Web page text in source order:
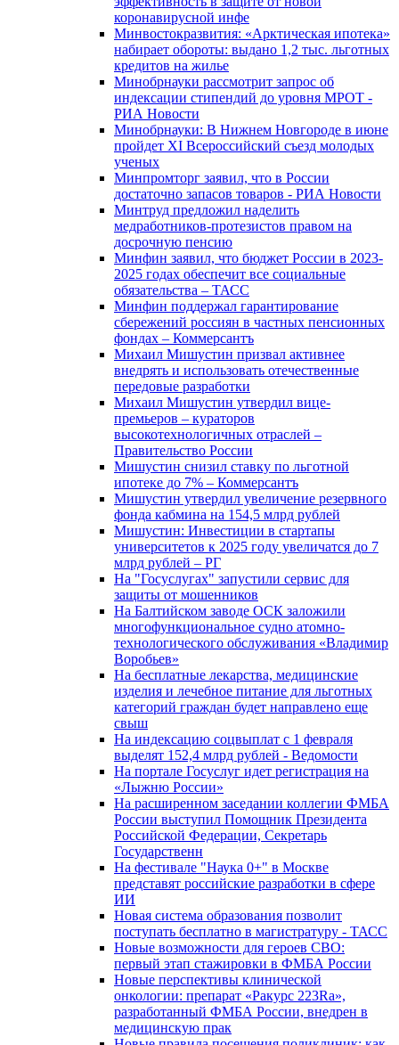
коронавирусной инфе
Минвостокразвития: «Арктическая ипотека»
набирает обороты: выдано 1,2 тыс. льготных
кредитов на жилье
Минобрнауки рассмотрит запрос об
индексации стипендий до уровня МРОТ -
РИА Новости
Минобрнауки: В Нижнем Новгороде в июне
пройдет XI Всероссийский съезд молодых
ученых
Минпромторг заявил, что в России
достаточно запасов товаров - РИА Новости
Минтруд предложил наделить
медработников-протезистов правом на
досрочную пенсию
Минфин заявил, что бюджет России в 2023-
2025 годах обеспечит все социальные
обязательства – ТАСС
Минфин поддержал гарантирование
сбережений россиян в частных пенсионных
фондах – Коммерсантъ
Михаил Мишустин призвал активнее
внедрять и использовать отечественные
передовые разработки
Михаил Мишустин утвердил вице-
премьеров – кураторов
высокотехнологичных отраслей –
Правительство России
Мишустин снизил ставку по льготной
ипотеке до 7% – Коммерсантъ
Мишустин утвердил увеличение резервного
фонда кабмина на 154,5 млрд рублей
Мишустин: Инвестиции в стартапы
университетов к 2025 году увеличатся до 7
млрд рублей – РГ
На "Госуслугах" запустили сервис для
защиты от мошенников
На Балтийском заводе ОСК заложили
многофункциональное судно атомно-
технологического обслуживания «Владимир
Воробьев»
На бесплатные лекарства, медицинские
изделия и лечебное питание для льготных
категорий граждан будет направлено еще
свыш
На индексацию соцвыплат с 1 февраля
выделят 152,4 млрд рублей - Ведомости
На портале Госуслуг идет регистрация на
«Лыжню России»
На расширенном заседании коллегии ФМБА
России выступил Помощник Президента
Российской Федерации, Секретарь
Государственн
На фестивале "Наука 0+" в Москве
представят российские разработки в сфере
ИИ
Новая система образования позволит
поступать бесплатно в магистратуру - ТАСС
Новые возможности для героев СВО:
первый этап стажировки в ФМБА России
Новые перспективы клинической
онкологии: препарат «Ракурс 223Ra»,
разработанный ФМБА России, внедрен в
медицинскую прак